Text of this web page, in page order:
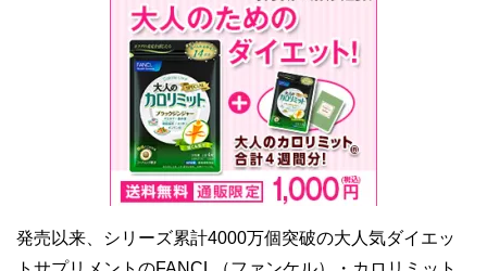
発売以来、シリーズ累計4000万個突破の大人気ダイエッ